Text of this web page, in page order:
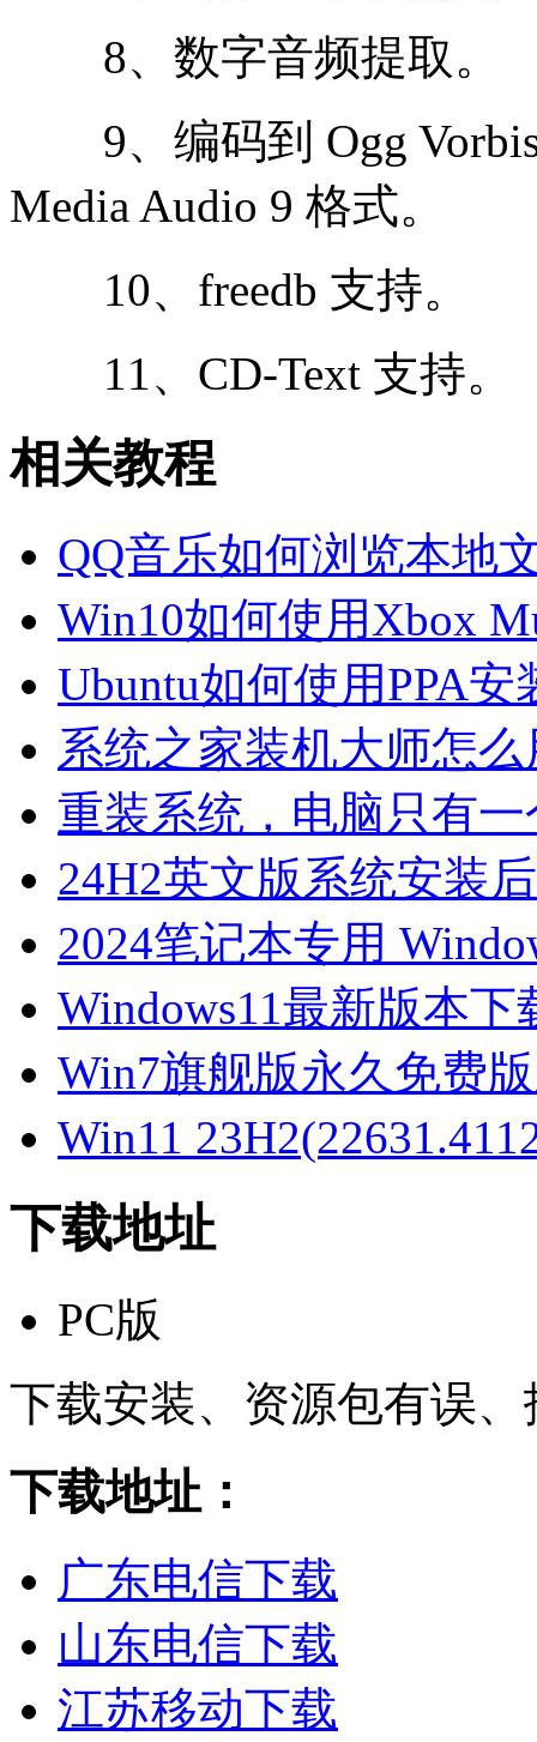
8、数字音频提取。
9、编码到 Ogg Vorbis
Media Audio 9 格式。
10、freedb 支持。
11、CD-Text 支持。
相关教程
QQ音乐如何浏览本地
Win10如何使用Xbox
Ubuntu如何使用PPA安
系统之家装机大师怎
重装系统，电脑只有
24H2英文版系统安装
2024笔记本专用
Windows11最新版本下
Win7旗舰版永久免费
Win11
下载地址
PC版
下载安装、资源包有误
下载地址：
广东电信下载
山东电信下载
江苏移动下载